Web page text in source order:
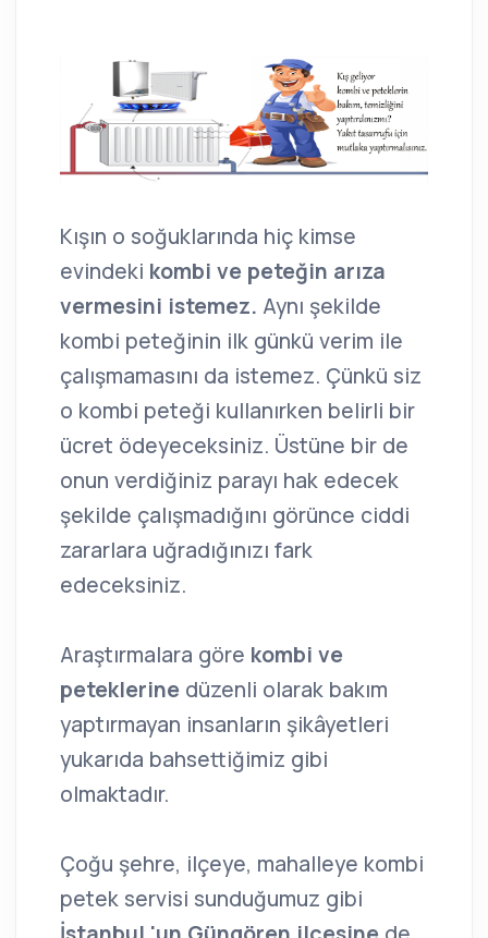
Kışın o soğuklarında hiç kimse
evindeki kombi ve peteğin arıza
vermesini istemez. Aynı şekilde
kombi peteğinin ilk günkü verim ile
çalışmamasını da istemez. Çünkü siz
o kombi peteği kullanırken belirli bir
ücret ödeyeceksiniz. Üstüne bir de
onun verdiğiniz parayı hak edecek
şekilde çalışmadığını görünce ciddi
zararlara uğradığınızı fark
edeceksiniz.
Araştırmalara göre kombi ve
peteklerine düzenli olarak bakım
yaptırmayan insanların şikâyetleri
yukarıda bahsettiğimiz gibi
olmaktadır.
Çoğu şehre, ilçeye, mahalleye kombi
petek servisi sunduğumuz gibi